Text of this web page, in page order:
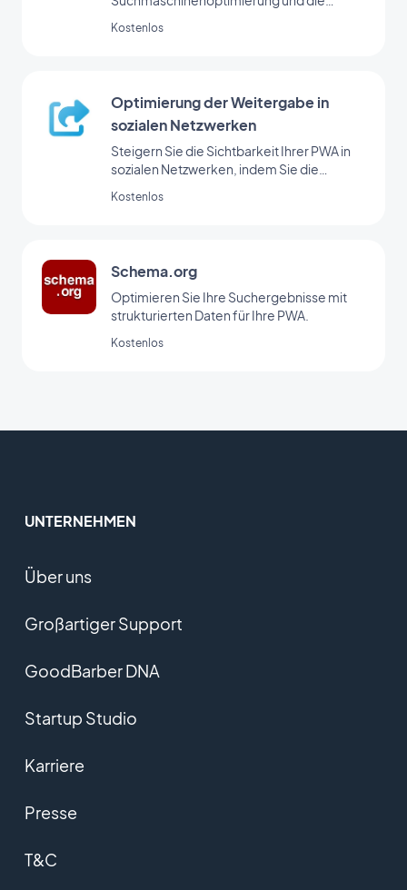
Meta-Tags.
Kostenlos
Optimierung der Weitergabe in
sozialen Netzwerken
Steigern Sie die Sichtbarkeit Ihrer PWA in
sozialen Netzwerken, indem Sie die
Kostenlos
Schema.org
Optimieren Sie Ihre Suchergebnisse mit
strukturierten Daten für Ihre PWA.
Kostenlos
UNTERNEHMEN
Über uns
Großartiger Support
GoodBarber DNA
Startup Studio
Karriere
Presse
T&C